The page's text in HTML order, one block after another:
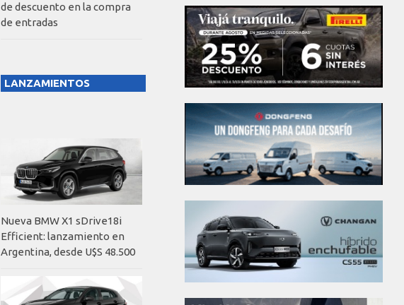
de descuento en la compra
de entradas
LANZAMIENTOS
Nueva BMW X1 sDrive18i
Efficient: lanzamiento en
Argentina, desde U$S 48.500